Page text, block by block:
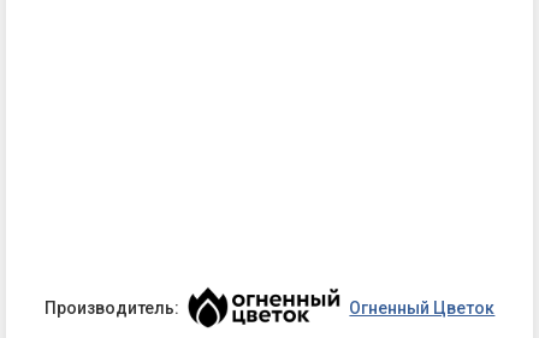
Производитель: Огненный Цветок